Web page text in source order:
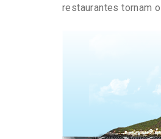
restaurantes tornam